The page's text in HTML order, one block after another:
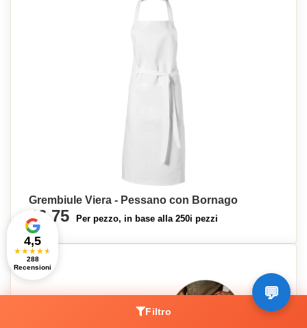
Grembiule Viera - Pessano con Bornago
€6,75 Per pezzo, in base alla 250i pezzi
Filtro
4,5
★★★★★
288
Recensioni